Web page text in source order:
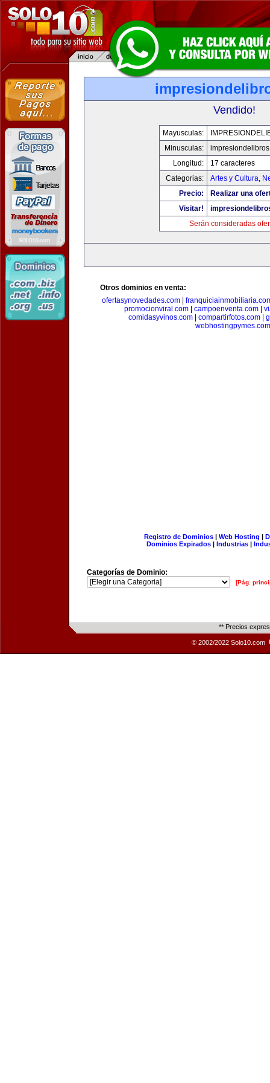
Vendido!
Mayusculas:
Minusculas:
Longitud:
17 caracteres
Categorias:
Artes y Cultura,
Precio:
Realizar una
Visitar!
Serán consideradas
Otros dominios en venta:
ofertasynovedades.com|
promocionviral.com
campoenventa.com
comidasyvinos.com| compartirfotos.com|
webhostingpymes.com
Registro de Dominios| Web Hosting |
Dominios Expirados | Industrias |
Categorías de Dominio:
[Pág.
** Precios
© 2002/2022 Solo10.com